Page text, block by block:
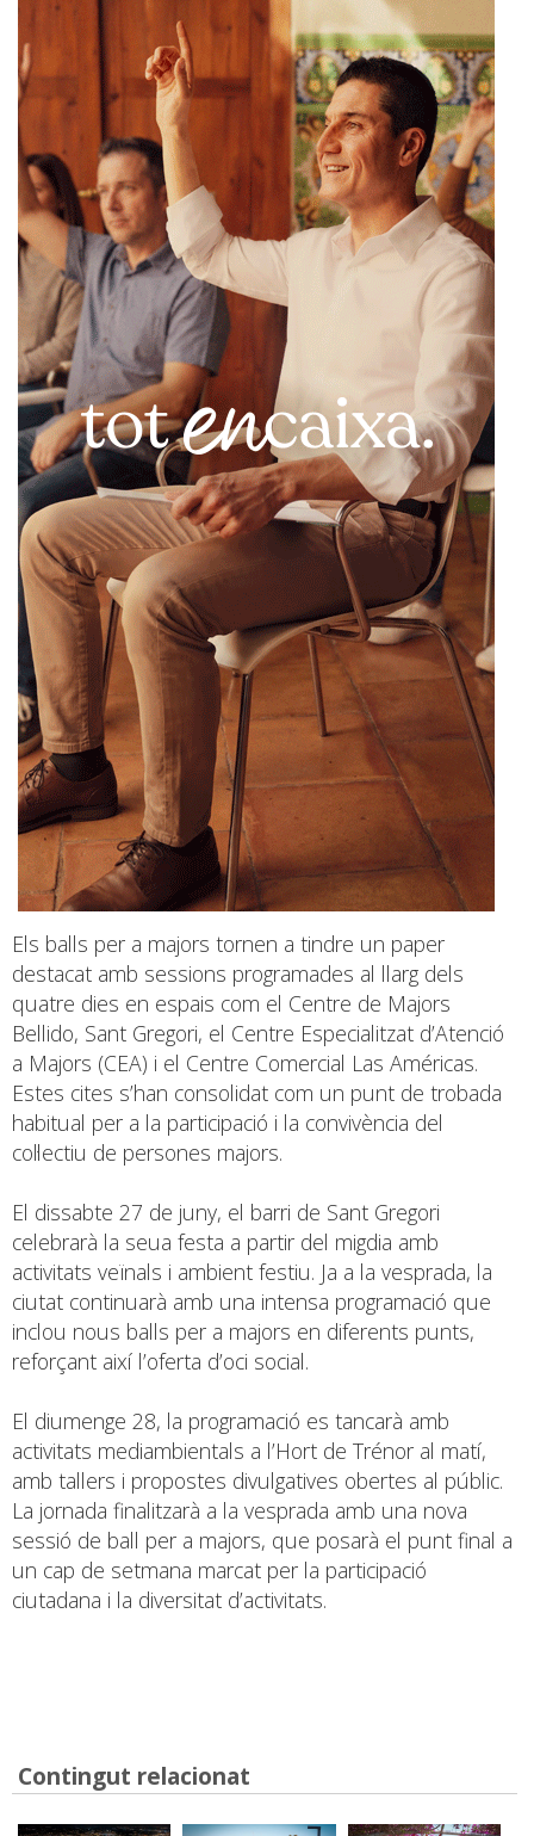
Els balls per a majors tornen a tindre un paper
destacat amb sessions programades al llarg dels
quatre dies en espais com el Centre de Majors
Bellido, Sant Gregori, el Centre Especialitzat d’Atenció
a Majors (CEA) i el Centre Comercial Las Américas.
Estes cites s’han consolidat com un punt de trobada
habitual per a la participació i la convivència del
col·lectiu de persones majors.
El dissabte 27 de juny, el barri de Sant Gregori
celebrarà la seua festa a partir del migdia amb
activitats veïnals i ambient festiu. Ja a la vesprada, la
ciutat continuarà amb una intensa programació que
inclou nous balls per a majors en diferents punts,
reforçant així l’oferta d’oci social.
El diumenge 28, la programació es tancarà amb
activitats mediambientals a l’Hort de Trénor al matí,
amb tallers i propostes divulgatives obertes al públic.
La jornada finalitzarà a la vesprada amb una nova
sessió de ball per a majors, que posarà el punt final a
un cap de setmana marcat per la participació
ciutadana i la diversitat d’activitats.
Contingut relacionat